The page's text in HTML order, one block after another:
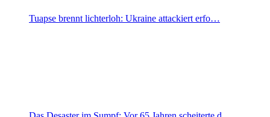
Tuapse brennt lichterloh: Ukraine attackiert erfo…